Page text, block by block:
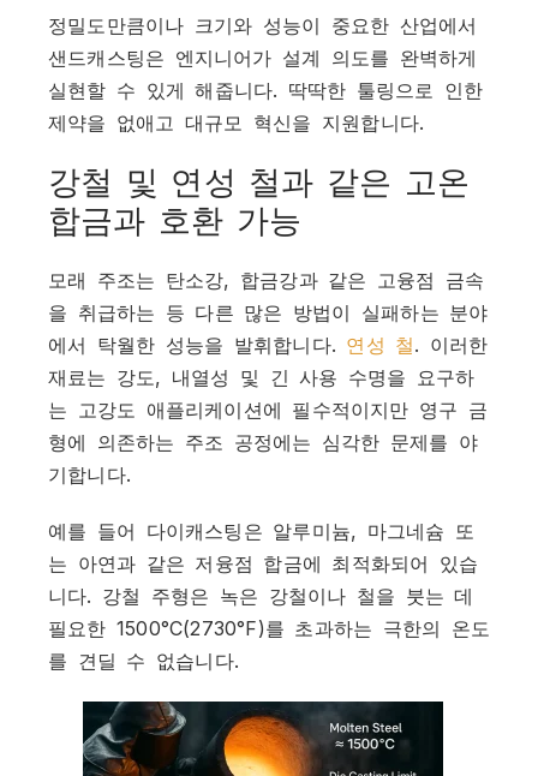
정밀도만큼이나 크기와 성능이 중요한 산업에서
샌드캐스팅은 엔지니어가 설계 의도를 완벽하게
실현할 수 있게 해줍니다. 딱딱한 툴링으로 인한
제약을 없애고 대규모 혁신을 지원합니다.
강철 및 연성 철과 같은 고온
합금과 호환 가능
모래 주조는 탄소강, 합금강과 같은 고융점 금속
을 취급하는 등 다른 많은 방법이 실패하는 분야
에서 탁월한 성능을 발휘합니다. 연성 철. 이러한
재료는 강도, 내열성 및 긴 사용 수명을 요구하
는 고강도 애플리케이션에 필수적이지만 영구 금
형에 의존하는 주조 공정에는 심각한 문제를 야
기합니다.
예를 들어 다이캐스팅은 알루미늄, 마그네슘 또
는 아연과 같은 저융점 합금에 최적화되어 있습
니다. 강철 주형은 녹은 강철이나 철을 붓는 데
필요한 1500°C(2730°F)를 초과하는 극한의 온도
를 견딜 수 없습니다.